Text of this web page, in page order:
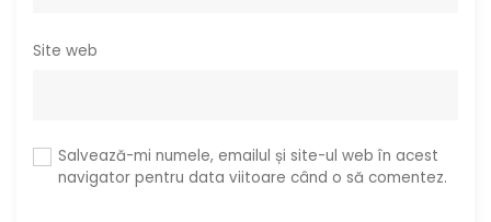
Site web
Salvează-mi numele, emailul și site-ul web în acest
navigator pentru data viitoare când o să comentez.